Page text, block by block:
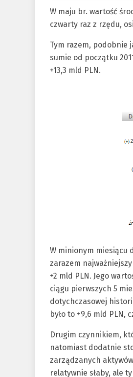
W maju br. wartość
czwarty raz z rzędu,
Tym razem, podobnie
sumie od początku
+13,3 mld PLN.
W minionym miesiącu
zarazem
+2 mld PLN. Jego
ciągu pierwszych 5
dotychczasowej
było to +9,6 mld PLN,
Drugim czynnikiem,
natomiast dodatnie
zarządzanych
relatywnie słaby, ale